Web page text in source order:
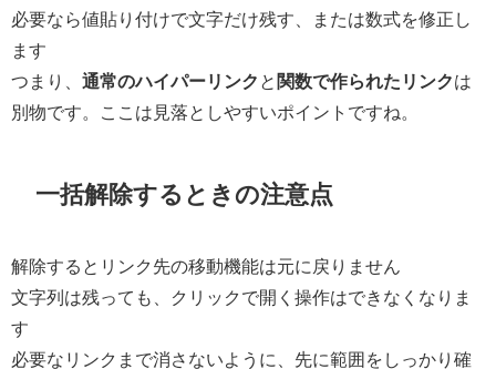
必要なら値貼り付けで文字だけ残す、または数式を修正し
ます
つまり、 通常のハイパーリンク と 関数で作られたリンクは
別物です。ここは見落としやすいポイントですね。
一括解除するときの注意点
解除するとリンク先の移動機能は元に戻りません
文字列は残っても、クリックで開く操作はできなくなりま
す
必要なリンクまで消さないように、先に範囲をしっかり確